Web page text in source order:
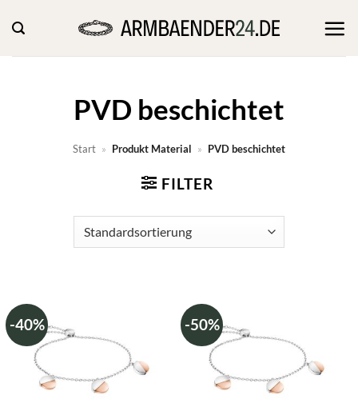
Inhalt
springen
PVD beschichtet
Start » Produkt Material » PVD beschichtet
FILTER
-40% -50%